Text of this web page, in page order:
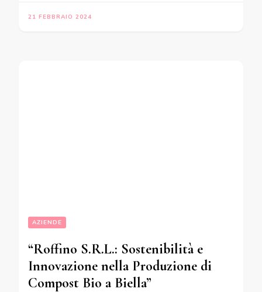
21 FEBBRAIO 2024
AZIENDE
“Roffino S.R.L.: Sostenibilità e
Innovazione nella Produzione di
Compost Bio a Biella”